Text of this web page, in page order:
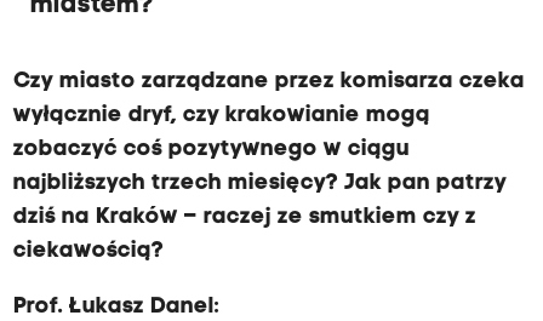
miastem?
Czy miasto zarządzane przez komisarza czeka
wyłącznie dryf, czy krakowianie mogą
zobaczyć coś pozytywnego w ciągu
najbliższych trzech miesięcy? Jak pan patrzy
dziś na Kraków – raczej ze smutkiem czy z
ciekawością?
Prof. Łukasz Danel: